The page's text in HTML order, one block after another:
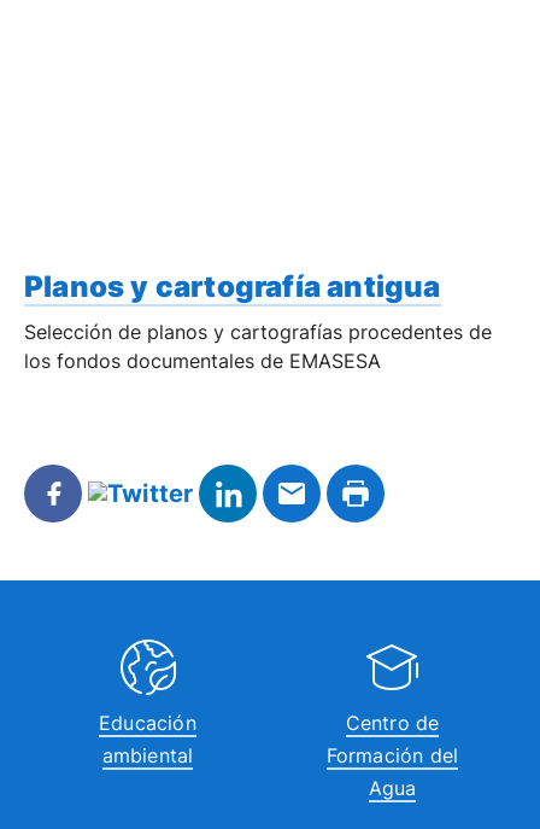
Planos y cartografía antigua
Selección de planos y cartografías procedentes de
los fondos documentales de EMASESA
Educación
ambiental
Centro de
Formación del
Agua